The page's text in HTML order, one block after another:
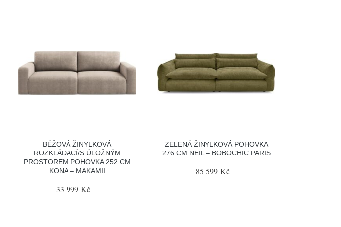
BÉŽOVÁ ŽINYLKOVÁ
ROZKLÁDACÍ/S ÚLOŽNÝM
PROSTOREM POHOVKA 252 CM
KONA – MAKAMII
33 999 Kč
ZELENÁ ŽINYLKOVÁ POHOVKA
276 CM NEIL – BOBOCHIC PARIS
85 599 Kč